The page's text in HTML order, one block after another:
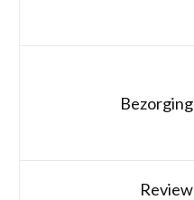
Bezorging
Review